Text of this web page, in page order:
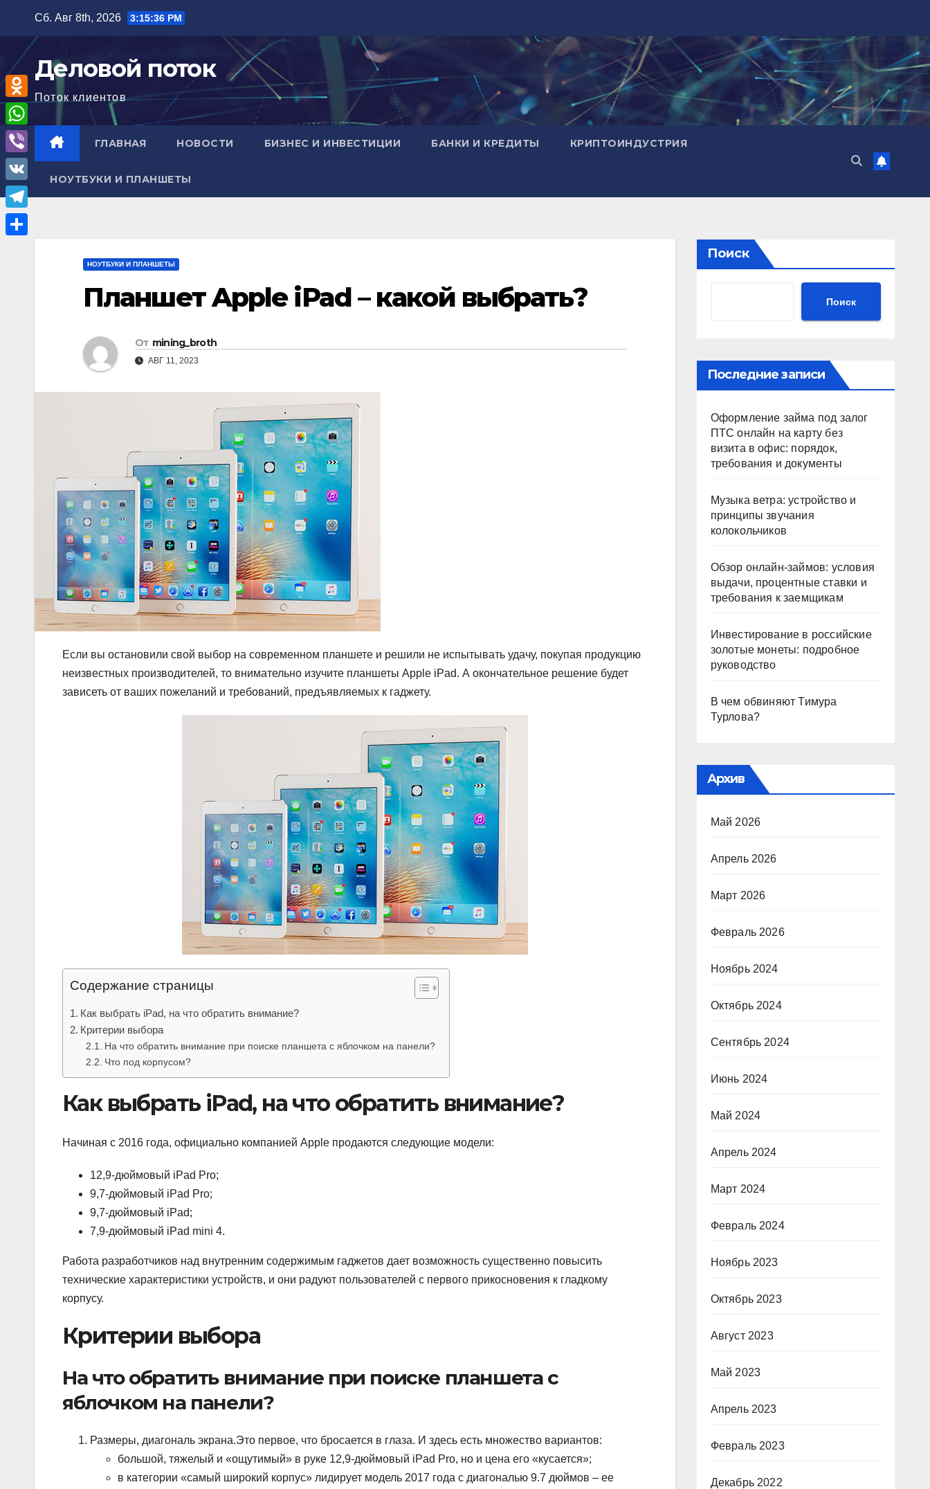
содержимому
Сб. Авг 8th, 2026 3:15:38 PM
Деловой поток
Поток клиентов
ГЛАВНАЯ НОВОСТИ БИЗНЕС И ИНВЕСТИЦИИ БАНКИ И КРЕДИТЫ КРИПТОИНДУСТРИЯ
НОУТБУКИ И ПЛАНШЕТЫ
НОУТБУКИ И ПЛАНШЕТЫ
Планшет Apple iPad – какой выбрать?
От mining_broth
АВГ 11, 2023
Если вы остановили свой выбор на современном планшете и решили не испытывать удачу, покупая продукцию
неизвестных производителей, то внимательно изучите планшеты Apple iPad. А окончательное решение будет
зависеть от ваших пожеланий и требований, предъявляемых к гаджету.
Содержание страницы
Как выбрать iPad, на что обратить внимание?
Критерии выбора
На что обратить внимание при поиске планшета с яблочком на панели?
Что под корпусом?
Как выбрать iPad, на что обратить внимание?
Начиная с 2016 года, официально компанией Apple продаются следующие модели:
12,9‑дюймовый iPad Pro;
9,7‑дюймовый iPad Pro;
9,7‑дюймовый iPad;
7,9‑дюймовый iPad mini 4.
Работа разработчиков над внутренним содержимым гаджетов дает возможность существенно повысить
технические характеристики устройств, и они радуют пользователей с первого прикосновения к гладкому
корпусу.
Критерии выбора
На что обратить внимание при поиске планшета с
яблочком на панели?
Размеры, диагональ экрана.Это первое, что бросается в глаза. И здесь есть множество вариантов:
большой, тяжелый и «ощутимый» в руке 12,9‑дюймовый iPad Pro, но и цена его «кусается»;
в категории «самый широкий корпус» лидирует модель 2017 года с диагональю 9.7 дюймов – ее
Поиск
Поиск
Последние записи
Оформление займа под залог
ПТС онлайн на карту без
визита в офис: порядок,
требования и документы
Музыка ветра: устройство и
принципы звучания
колокольчиков
Обзор онлайн-займов: условия
выдачи, процентные ставки и
требования к заемщикам
Инвестирование в российские
золотые монеты: подробное
руководство
В чем обвиняют Тимура
Турлова?
Архив
Май 2026
Апрель 2026
Март 2026
Февраль 2026
Ноябрь 2024
Октябрь 2024
Сентябрь 2024
Июнь 2024
Май 2024
Апрель 2024
Март 2024
Февраль 2024
Ноябрь 2023
Октябрь 2023
Август 2023
Май 2023
Апрель 2023
Февраль 2023
Декабрь 2022
O
d
n
o
k
l
W
h
a
s
V
i
b
e
V
K
T